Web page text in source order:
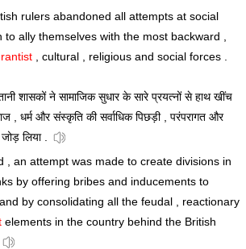
rulers abandoned all attempts at social
ally themselves with the most backward ,
, cultural , religious and social forces .
शासकों ने सामाजिक सुधार के सारे प्रयत्नों से हाथ खींच
, धर्म और संस्कृति की सर्वाधिक पिछड़ी , परंपरागत और
लिया .
, an attempt was made to create divisions in
by offering bribes and inducements to
by consolidating all the feudal , reactionary
elements in the country behind the British